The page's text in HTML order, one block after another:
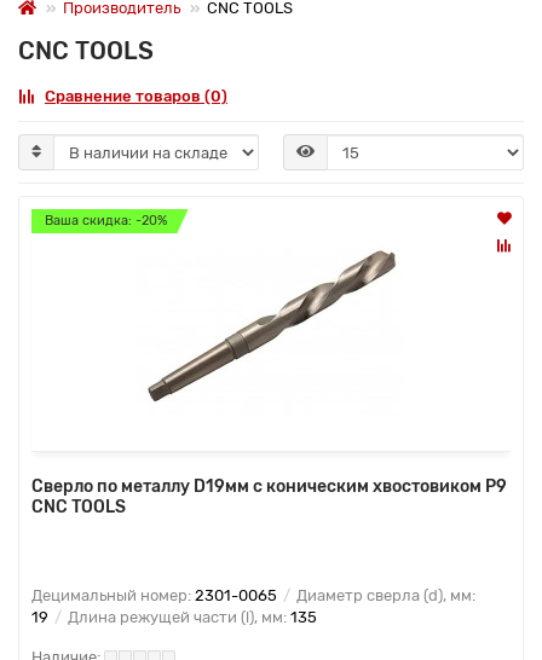
Производитель CNC TOOLS
CNC TOOLS
Сравнение товаров (0)
Ваша скидка: -20%
Сверло по металлу D19мм с коническим хвостовиком Р9
CNC TOOLS
Децимальный номер: 2301-0065
Диаметр сверла (d), мм:
19
Длина режущей части (l), мм: 135